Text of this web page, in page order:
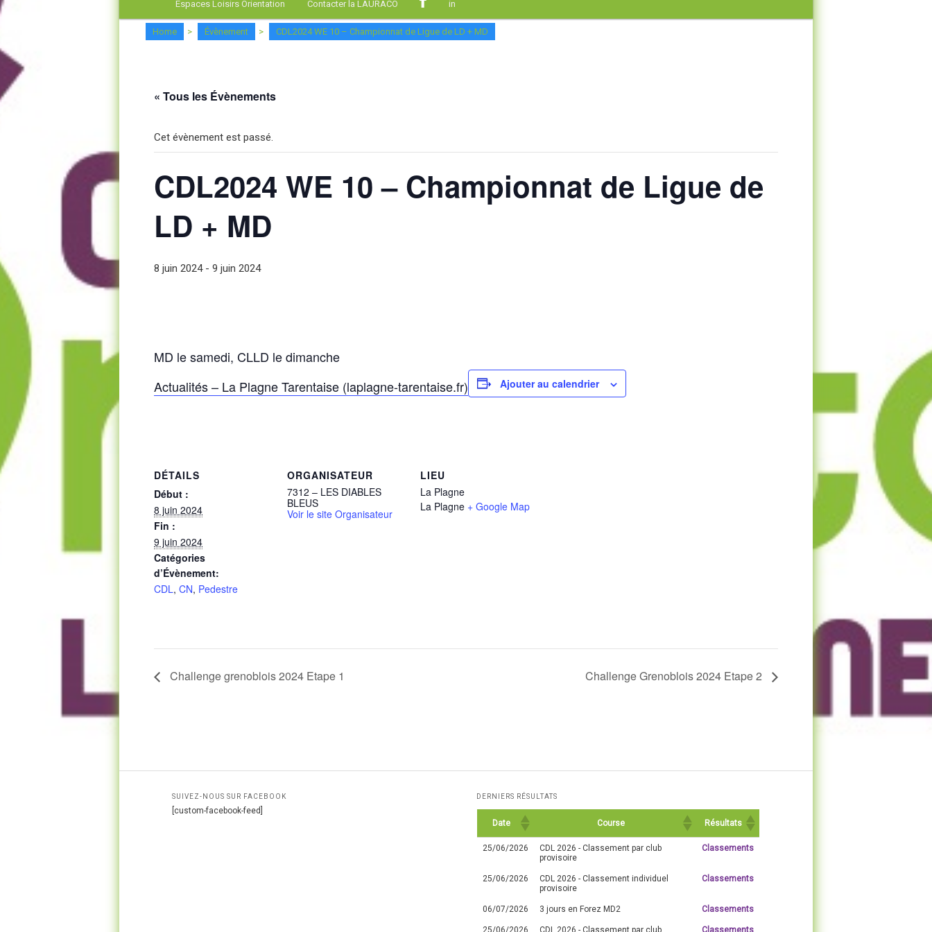
Espaces Loisirs Orientation Contacter la LAURACO in
Home > Évènement > CDL2024 WE 10 – Championnat de Ligue de LD + MD
« Tous les Évènements
Cet évènement est passé.
CDL2024 WE 10 – Championnat de Ligue de
LD + MD
8 juin 2024- 9 juin 2024
MD le samedi, CLLD le dimanche
Actualités – La Plagne Tarentaise (laplagne-tarentaise.fr)
Ajouter au calendrier
DÉTAILS
Début :
8 juin 2024
Fin :
9 juin 2024
Catégories
d’Évènement:
CDL, CN, Pedestre
ORGANISATEUR
7312 – LES DIABLES
BLEUS
Voir le site Organisateur
LIEU
La Plagne
La Plagne + Google Map
Challenge grenoblois 2024 Etape 1 Challenge Grenoblois 2024 Etape 2
SUIVEZ-NOUS SUR FACEBOOK
[custom-facebook-feed]
DERNIERS RÉSULTATS
Date Course Résultats
25/06/2026
CDL 2026 - Classement par club
provisoire
Classements
25/06/2026
CDL 2026 - Classement individuel
provisoire
Classements
06/07/2026 3 jours en Forez MD2 Classements